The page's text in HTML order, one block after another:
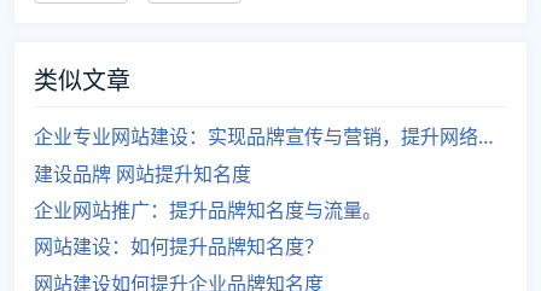
类似文章
企业专业网站建设：实现品牌宣传与营销，提升网络知名度！
建设品牌 网站提升知名度
企业网站推广：提升品牌知名度与流量。
网站建设：如何提升品牌知名度？
网站建设如何提升企业品牌知名度